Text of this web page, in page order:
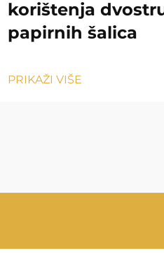
korištenja
papirnih šalica
PRIKAŽI VIŠE